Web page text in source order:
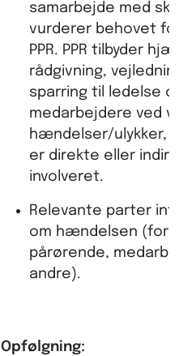
samarbejde med
vurderer behovet
PPR. PPR tilbyder
rådgivning,
sparring til ledelse
medarbejdere ved
hændelser/ulykker,
er direkte eller
involveret.
Relevante parter
om hændelsen
pårørende,
andre).
Opfølgning: